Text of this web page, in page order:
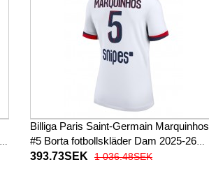
Billiga Paris Saint-Germain Marquinhos
#5 Borta fotbollskläder Dam 2025-26
Kortärmad
393.73SEK 1 036.48SEK